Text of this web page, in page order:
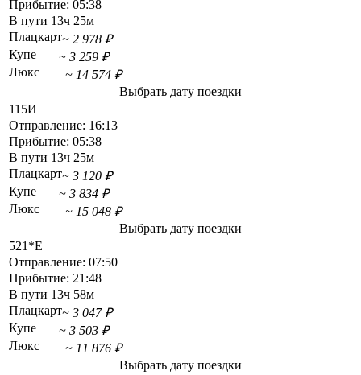
Прибытие: 05:38
В пути 13ч 25м
Плацкарт~ 2 978 ₽
Купе
~ 3 259 ₽
Люкс
~ 14 574 ₽
Выбрать дату поездки
115И
Отправление: 16:13
Прибытие: 05:38
В пути 13ч 25м
Плацкарт~ 3 120 ₽
Купе
~ 3 834 ₽
Люкс
~ 15 048 ₽
Выбрать дату поездки
521*Е
Отправление: 07:50
Прибытие: 21:48
В пути 13ч 58м
Плацкарт~ 3 047 ₽
Купе
~ 3 503 ₽
Люкс
~ 11 876 ₽
Выбрать дату поездки